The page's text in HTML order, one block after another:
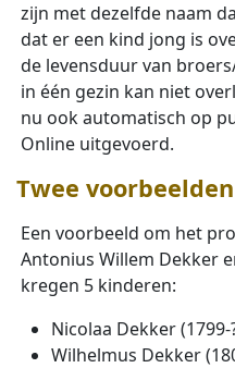
zijn met dezelfde naam
dat er een kind jong is
de levensduur van
in één gezin kan niet
nu ook automatisch op
Online uitgevoerd.
Twee
Een voorbeeld om het
Antonius Willem Dekker
kregen 5 kinderen:
Nicolaa Dekker (1799-
Wilhelmus Dekker